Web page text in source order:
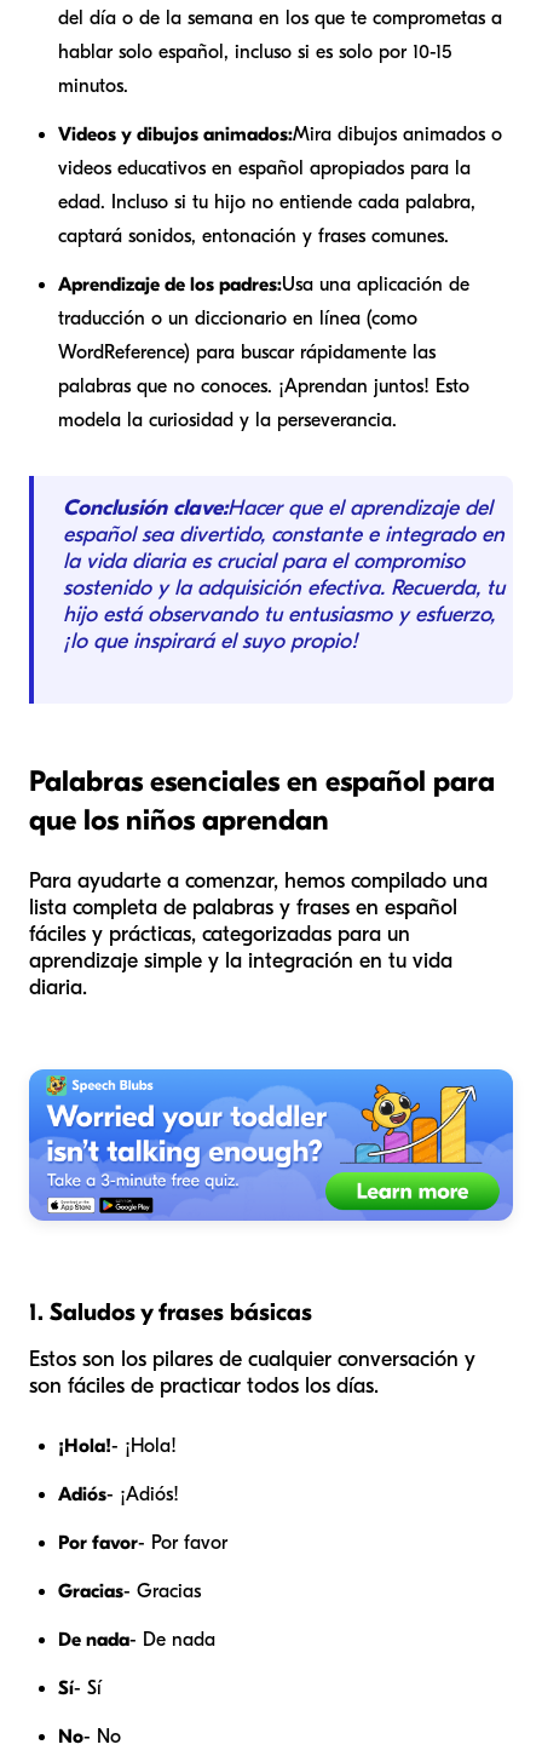
del día o de la semana en los que te comprometas a
hablar solo español, incluso si es solo por 10-15
minutos.
Videos y dibujos animados:Mira dibujos animados o
videos educativos en español apropiados para la
edad. Incluso si tu hijo no entiende cada palabra,
captará sonidos, entonación y frases comunes.
Aprendizaje de los padres:Usa una aplicación de
traducción o un diccionario en línea (como
WordReference) para buscar rápidamente las
palabras que no conoces. ¡Aprendan juntos! Esto
modela la curiosidad y la perseverancia.
Conclusión clave:Hacer que el aprendizaje del
español sea divertido, constante e integrado en
la vida diaria es crucial para el compromiso
sostenido y la adquisición efectiva. Recuerda, tu
hijo está observando tu entusiasmo y esfuerzo,
¡lo que inspirará el suyo propio!
Palabras esenciales en español para
que los niños aprendan
Para ayudarte a comenzar, hemos compilado una
lista completa de palabras y frases en español
fáciles y prácticas, categorizadas para un
aprendizaje simple y la integración en tu vida
diaria.
1. Saludos y frases básicas
Estos son los pilares de cualquier conversación y
son fáciles de practicar todos los días.
¡Hola!- ¡Hola!
Adiós- ¡Adiós!
Por favor- Por favor
Gracias- Gracias
De nada- De nada
Sí- Sí
No- No